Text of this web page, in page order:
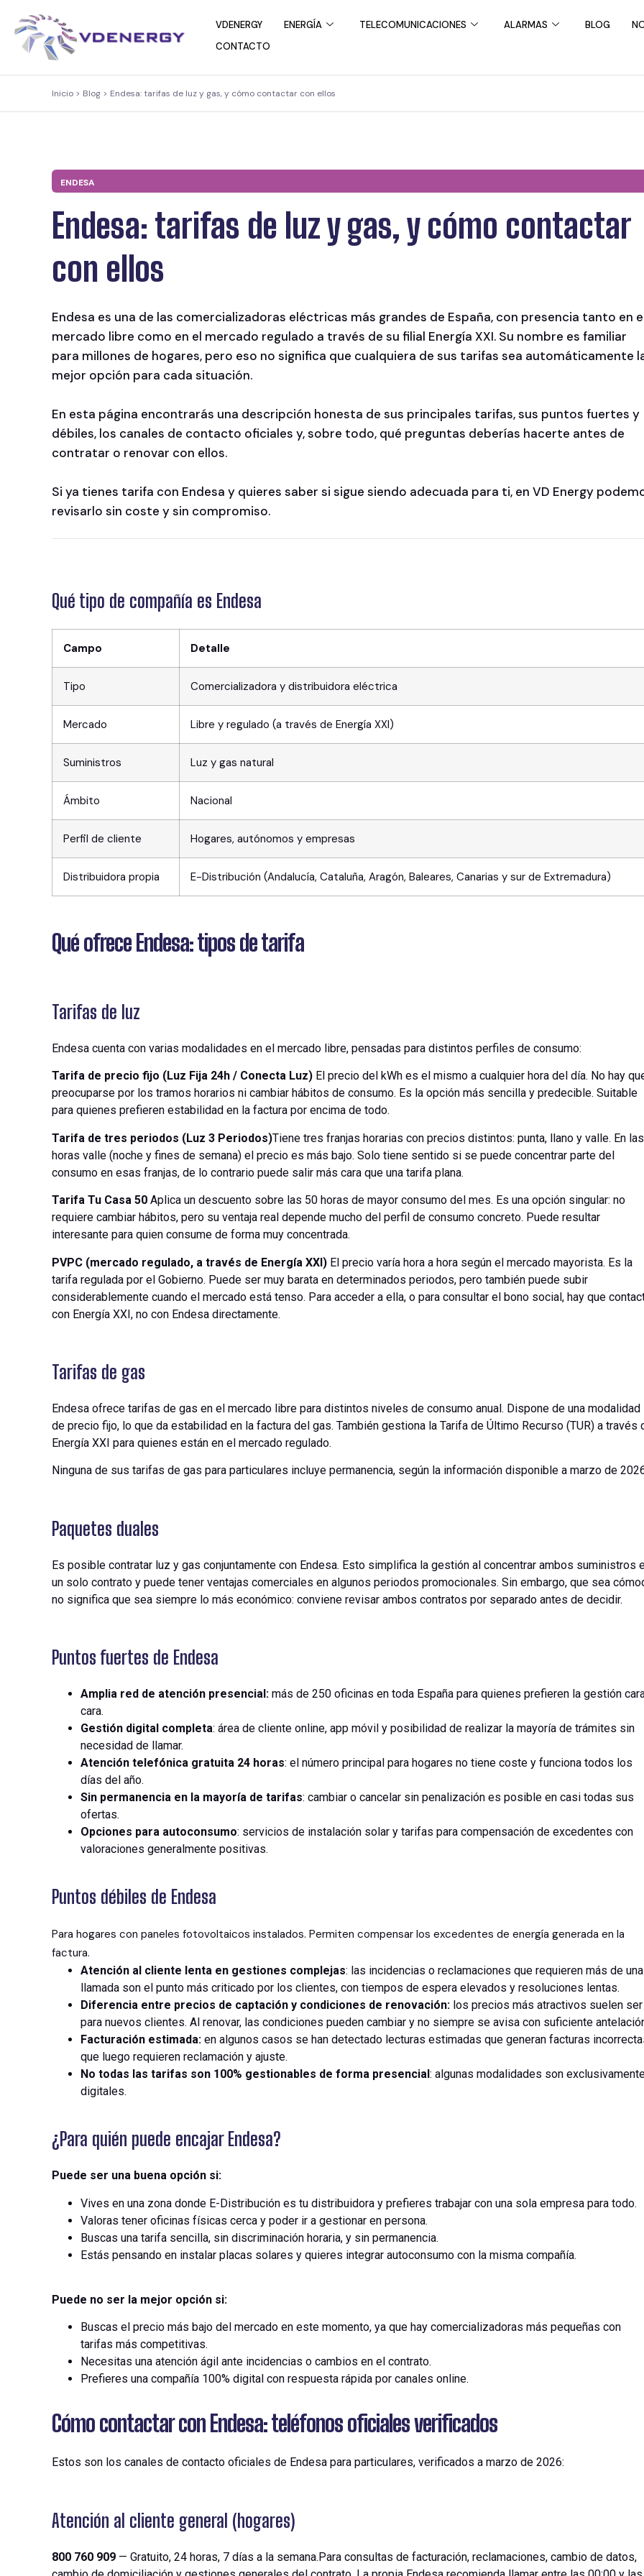
VDENERGY ENERGÍA TELECOMUNICACIONES ALARMAS BLOG
CONTACTO
Inicio > Blog > Endesa: tarifas de luz y gas, y cómo contactar con ellos
ENDESA
Endesa: tarifas de luz y gas, y cómo contactar
con ellos
Endesa es una de las comercializadoras eléctricas más grandes de España, con presencia tanto en
mercado libre como en el mercado regulado a través de su filial Energía XXI. Su nombre es familiar
para millones de hogares, pero eso no significa que cualquiera de sus tarifas sea automáticamente
mejor opción para cada situación.
En esta página encontrarás una descripción honesta de sus principales tarifas, sus puntos fuertes y
débiles, los canales de contacto oficiales y, sobre todo, qué preguntas deberías hacerte antes de
contratar o renovar con ellos.
Si ya tienes tarifa con Endesa y quieres saber si sigue siendo adecuada para ti, en VD Energy
revisarlo sin coste y sin compromiso.
Qué tipo de compañía es Endesa
Campo Detalle
Tipo Comercializadora y distribuidora eléctrica
Mercado Libre y regulado (a través de Energía XXI)
Suministros Luz y gas natural
Ámbito Nacional
Perfil de cliente Hogares, autónomos y empresas
Distribuidora propia E-Distribución (Andalucía, Cataluña, Aragón, Baleares, Canarias y sur de Extremadura)
Qué ofrece Endesa: tipos de tarifa
Tarifas de luz
Endesa cuenta con varias modalidades en el mercado libre, pensadas para distintos perfiles de consumo:
Tarifa de precio fijo (Luz Fija 24h / Conecta Luz) El precio del kWh es el mismo a cualquier hora del día. No hay
preocuparse por los tramos horarios ni cambiar hábitos de consumo. Es la opción más sencilla y predecible. Suitable
para quienes prefieren estabilidad en la factura por encima de todo.
Tarifa de tres periodos (Luz 3 Periodos)Tiene tres franjas horarias con precios distintos: punta, llano y valle. En las
horas valle (noche y fines de semana) el precio es más bajo. Solo tiene sentido si se puede concentrar parte del
consumo en esas franjas, de lo contrario puede salir más cara que una tarifa plana.
Tarifa Tu Casa 50 Aplica un descuento sobre las 50 horas de mayor consumo del mes. Es una opción singular: no
requiere cambiar hábitos, pero su ventaja real depende mucho del perfil de consumo concreto. Puede resultar
interesante para quien consume de forma muy concentrada.
PVPC (mercado regulado, a través de Energía XXI) El precio varía hora a hora según el mercado mayorista. Es la
tarifa regulada por el Gobierno. Puede ser muy barata en determinados periodos, pero también puede subir
considerablemente cuando el mercado está tenso. Para acceder a ella, o para consultar el bono social, hay que
con Energía XXI, no con Endesa directamente.
Tarifas de gas
Endesa ofrece tarifas de gas en el mercado libre para distintos niveles de consumo anual. Dispone de una modalidad
de precio fijo, lo que da estabilidad en la factura del gas. También gestiona la Tarifa de Último Recurso (TUR) a través
Energía XXI para quienes están en el mercado regulado.
Ninguna de sus tarifas de gas para particulares incluye permanencia, según la información disponible a marzo de
Paquetes duales
Es posible contratar luz y gas conjuntamente con Endesa. Esto simplifica la gestión al concentrar ambos suministros
un solo contrato y puede tener ventajas comerciales en algunos periodos promocionales. Sin embargo, que sea
no significa que sea siempre lo más económico: conviene revisar ambos contratos por separado antes de decidir.
Puntos fuertes de Endesa
Amplia red de atención presencial: más de 250 oficinas en toda España para quienes prefieren la gestión
cara.
Gestión digital completa: área de cliente online, app móvil y posibilidad de realizar la mayoría de trámites sin
necesidad de llamar.
Atención telefónica gratuita 24 horas: el número principal para hogares no tiene coste y funciona todos los
días del año.
Sin permanencia en la mayoría de tarifas: cambiar o cancelar sin penalización es posible en casi todas sus
ofertas.
Opciones para autoconsumo: servicios de instalación solar y tarifas para compensación de excedentes con
valoraciones generalmente positivas.
Puntos débiles de Endesa
Para hogares con paneles fotovoltaicos instalados. Permiten compensar los excedentes de energía generada en la
factura.
Atención al cliente lenta en gestiones complejas: las incidencias o reclamaciones que requieren más de una
llamada son el punto más criticado por los clientes, con tiempos de espera elevados y resoluciones lentas.
Diferencia entre precios de captación y condiciones de renovación: los precios más atractivos suelen ser
para nuevos clientes. Al renovar, las condiciones pueden cambiar y no siempre se avisa con suficiente
Facturación estimada: en algunos casos se han detectado lecturas estimadas que generan facturas
que luego requieren reclamación y ajuste.
No todas las tarifas son 100% gestionables de forma presencial : algunas modalidades son
digitales.
¿Para quién puede encajar Endesa?
Puede ser una buena opción si:
Vives en una zona donde E-Distribución es tu distribuidora y prefieres trabajar con una sola empresa para todo.
Valoras tener oficinas físicas cerca y poder ir a gestionar en persona.
Buscas una tarifa sencilla, sin discriminación horaria, y sin permanencia.
Estás pensando en instalar placas solares y quieres integrar autoconsumo con la misma compañía.
Puede no ser la mejor opción si:
Buscas el precio más bajo del mercado en este momento, ya que hay comercializadoras más pequeñas con
tarifas más competitivas.
Necesitas una atención ágil ante incidencias o cambios en el contrato.
Prefieres una compañía 100% digital con respuesta rápida por canales online.
Cómo contactar con Endesa: teléfonos oficiales verificados
Estos son los canales de contacto oficiales de Endesa para particulares, verificados a marzo de 2026:
Atención al cliente general (hogares)
800 760 909 — Gratuito, 24 horas, 7 días a la semana.Para consultas de facturación, reclamaciones, cambio de datos,